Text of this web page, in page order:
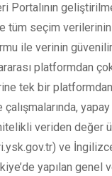
Portalının
tüm seçim verilerinin
ile verinin güvenilir
platformdan
tek bir platformdan
veriden değer
ve
yapılan genel